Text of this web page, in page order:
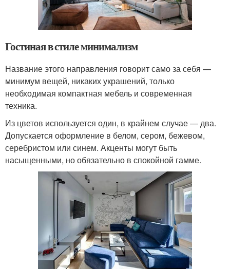
Гостиная в стиле минимализм
Название этого направления говорит само за себя —
минимум вещей, никаких украшений, только
необходимая компактная мебель и современная
техника.
Из цветов используется один, в крайнем случае — два.
Допускается оформление в белом, сером, бежевом,
серебристом или синем. Акценты могут быть
насыщенными, но обязательно в спокойной гамме.